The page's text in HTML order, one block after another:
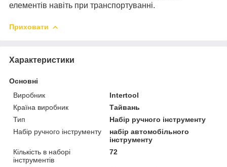
елементів навіть при транспортуванні.
Приховати
Характеристики
Основні
Виробник
Intertool
Країна виробник
Тайвань
Тип
Набір ручного інструменту
Набір ручного інструменту
набір автомобільного
інструменту
Кількість в наборі
інструментів
72